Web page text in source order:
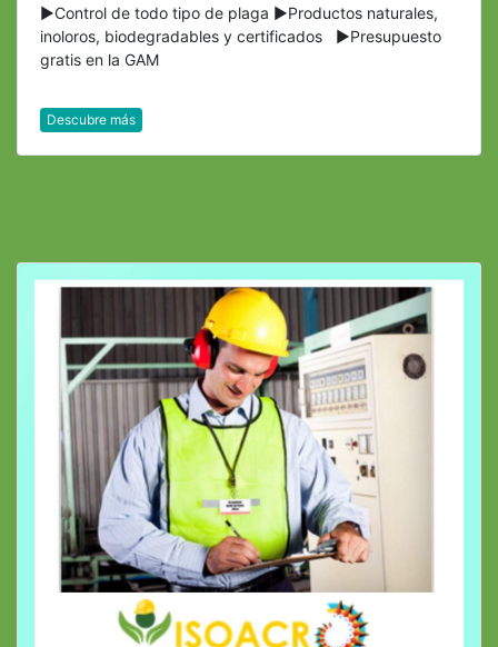
►Control de todo tipo de plaga ►Productos naturales,
inoloros, biodegradables y certificados ►Presupuesto
gratis en la GAM
Descubre más